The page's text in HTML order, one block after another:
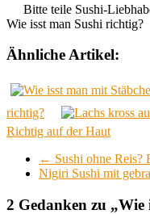
Bitte teile Sushi-
Wie isst man Sushi richtig?
Ähnliche Artikel:
richtig?
Richtig auf der Haut
← Sushi ohne Reis?
Nigiri Sushi mit
2 Gedanken zu „Wie